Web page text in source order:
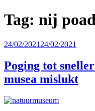
Tag: nij
Geplaatst
24/02/2021 24/02/2021
Poging tot
musea mislukt